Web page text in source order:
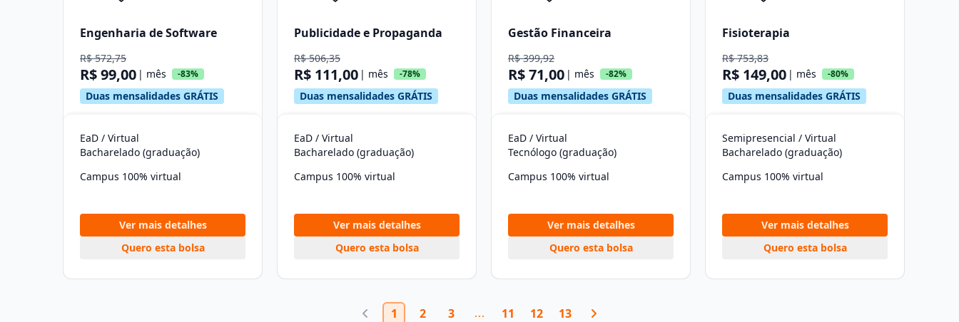
Engenharia de Software
R$ 572,75
R$ 99,00 | mês -83%
Duas mensalidades GRÁTIS
EaD / Virtual
Bacharelado (graduação)
Campus 100% virtual
Ver mais detalhes
Quero esta bolsa
Publicidade e Propaganda
R$ 506,35
R$ 111,00 | mês -78%
Duas mensalidades GRÁTIS
EaD / Virtual
Bacharelado (graduação)
Campus 100% virtual
Ver mais detalhes
Quero esta bolsa
Gestão Financeira
R$ 399,92
R$ 71,00 | mês -82%
Duas mensalidades GRÁTIS
EaD / Virtual
Tecnólogo (graduação)
Campus 100% virtual
Ver mais detalhes
Quero esta bolsa
Fisioterapia
R$ 753,83
R$ 149,00 | mês -80%
Duas mensalidades GRÁTIS
Semipresencial / Virtual
Bacharelado (graduação)
Campus 100% virtual
Ver mais detalhes
Quero esta bolsa
1 2 3 11 12 13